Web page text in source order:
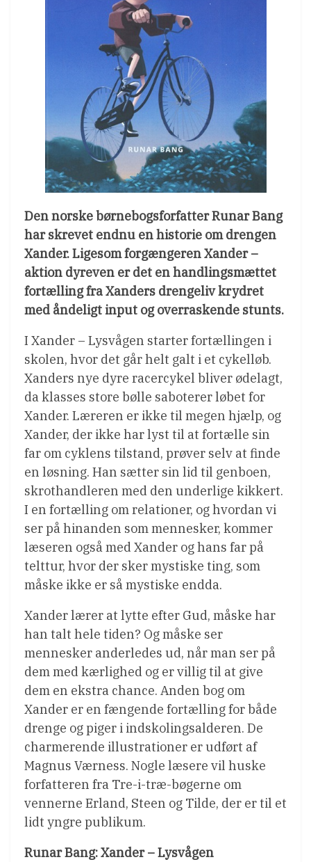
Den norske børnebogsforfatter Runar Bang
har skrevet endnu en historie om drengen
Xander. Ligesom forgængeren Xander –
aktion dyreven er det en handlingsmættet
fortælling fra Xanders drengeliv krydret
med åndeligt input og overraskende stunts.
I Xander – Lysvågen starter fortællingen i
skolen, hvor det går helt galt i et cykelløb.
Xanders nye dyre racercykel bliver ødelagt,
da klasses store bølle saboterer løbet for
Xander. Læreren er ikke til megen hjælp, og
Xander, der ikke har lyst til at fortælle sin
far om cyklens tilstand, prøver selv at finde
en løsning. Han sætter sin lid til genboen,
skrothandleren med den underlige kikkert.
I en fortælling om relationer, og hvordan vi
ser på hinanden som mennesker, kommer
læseren også med Xander og hans far på
telttur, hvor der sker mystiske ting, som
måske ikke er så mystiske endda.
Xander lærer at lytte efter Gud, måske har
han talt hele tiden? Og måske ser
mennesker anderledes ud, når man ser på
dem med kærlighed og er villig til at give
dem en ekstra chance. Anden bog om
Xander er en fængende fortælling for både
drenge og piger i indskolingsalderen. De
charmerende illustrationer er udført af
Magnus Værness. Nogle læsere vil huske
forfatteren fra Tre-i-træ-bøgerne om
vennerne Erland, Steen og Tilde, der er til et
lidt yngre publikum.
Runar Bang: Xander – Lysvågen